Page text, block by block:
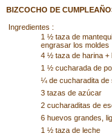
BIZCOCHO DE
Ingredientes :
1 ½ taza de
engrasar los moldes
4 ½ taza de harina +
1 ½ cucharada de
¼ de cucharadita de
3 tazas de azúcar
2 cucharaditas de
6 huevos grandes,
1 ½ taza de leche